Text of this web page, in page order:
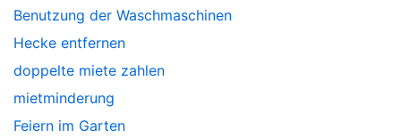
Benutzung der Waschmaschinen
Hecke entfernen
doppelte miete zahlen
mietminderung
Feiern im Garten